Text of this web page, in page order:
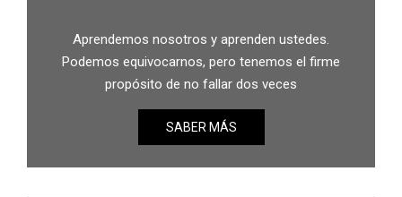
Aprendemos nosotros y aprenden ustedes.
Podemos equivocarnos, pero tenemos el firme
propósito de no fallar dos veces
SABER MÁS